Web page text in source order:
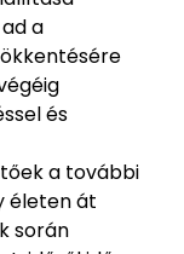
a
és
a további
életen át
során